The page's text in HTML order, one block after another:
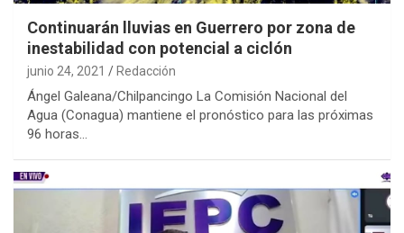
Continuarán lluvias en Guerrero por zona de
inestabilidad con potencial a ciclón
junio 24, 2021 Redacción
Ángel Galeana/Chilpancingo La Comisión Nacional del
Agua (Conagua) mantiene el pronóstico para las próximas
96 horas…